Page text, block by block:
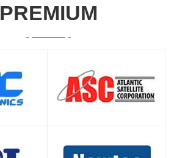
PREMIUM